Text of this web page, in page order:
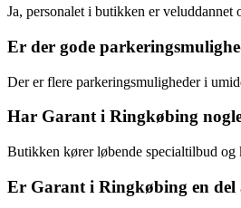
Ja, personalet i butikken er
Er der gode
Der er flere parkeringsmuligheder i
Har Garant i Ringkøbing
Butikken kører løbende specialtilbud og
Er Garant i Ringkøbing en